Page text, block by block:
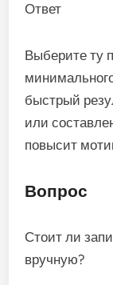
Ответ
Выберите ту
быстрый
или
повысит
Вопрос
Стоит ли
вручную?